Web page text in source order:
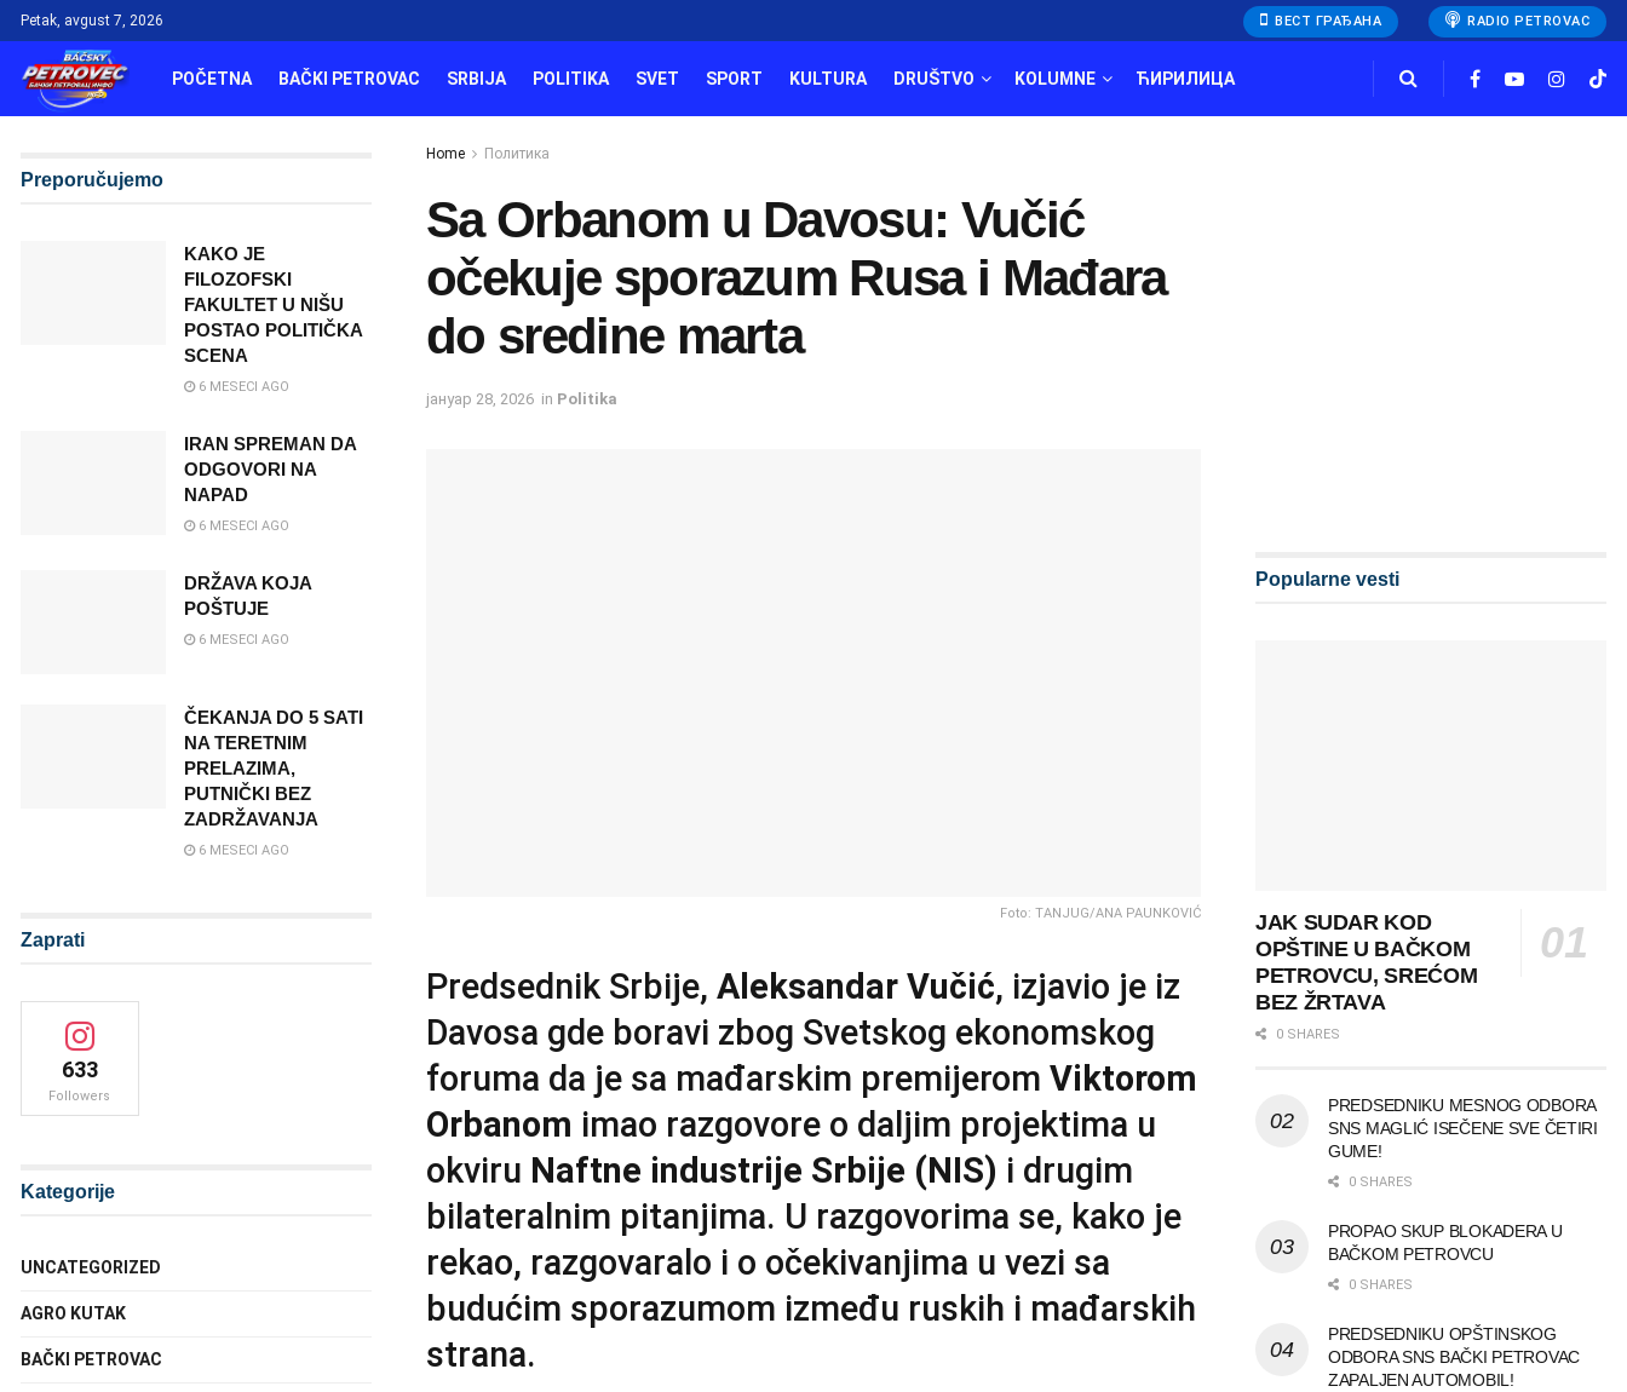
Petak, avgust 7, 2026 ВЕСТ ГРАЂАНА RADIO PETROVAC
POČETNA BAČKI PETROVAC SRBIJA POLITIKA SVET SPORT KULTURA DRUŠTVO KOLUMNE ЋИРИЛИЦА
Home Политика
Sa Orbanom u Davosu: Vučić
očekuje sporazum Rusa i Mađara
do sredine marta
јануар 28, 2026 in Politika
Foto: TANJUG/ANA PAUNKOVIĆ
Predsednik Srbije, Aleksandar Vučić, izjavio je iz
Davosa gde boravi zbog Svetskog ekonomskog
foruma da je sa mađarskim premijerom Viktorom
Orbanom imao razgovore o daljim projektima u
okviru Naftne industrije Srbije (NIS) i drugim
bilateralnim pitanjima. U razgovorima se, kako je
rekao, razgovaralo i o očekivanjima u vezi sa
budućim sporazumom između ruskih i mađarskih
strana.
Preporučujemo
KAKO JE
FILOZOFSKI
FAKULTET U NIŠU
POSTAO POLITIČKA
SCENA
6 MESECI AGO
IRAN SPREMAN DA
ODGOVORI NA
NAPAD
6 MESECI AGO
DRŽAVA KOJA
POŠTUJE
6 MESECI AGO
ČEKANJA DO 5 SATI
NA TERETNIM
PRELAZIMA,
PUTNIČKI BEZ
ZADRŽAVANJA
6 MESECI AGO
Zaprati
633
Followers
Kategorije
UNCATEGORIZED
AGRO KUTAK
BAČKI PETROVAC
Popularne vesti
JAK SUDAR KOD
OPŠTINE U BAČKOM
PETROVCU, SREĆOM
BEZ ŽRTAVA
0 SHARES
PREDSEDNIKU MESNOG ODBORA
SNS MAGLIĆ ISEČENE SVE ČETIRI
GUME!
0 SHARES
PROPAO SKUP BLOKADERA U
BAČKOM PETROVCU
0 SHARES
PREDSEDNIKU OPŠTINSKOG
ODBORA SNS BAČKI PETROVAC
ZAPALJEN AUTOMOBIL!